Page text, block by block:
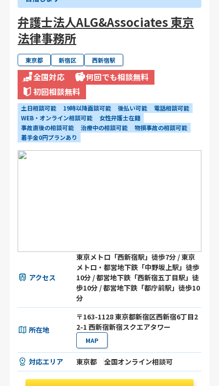
弁護士法人ALG&Associates 東京
法律事務所
東京都 新宿区 西新宿駅
全国対応
何回でも相談無料
初回相談無料
土日相談可能 19時以降面談可能 後払い可能
電話相談可能
WEB・オンライン相談可能
女性弁護士在籍
事故直後の相談可能
治療中の相談可能
物損事故の相談可能
着手金0円プランあり
アクセス
東京メトロ「西新宿駅」徒歩7分 / 東京
メトロ・都営地下鉄「中野坂上駅」徒歩
10分 / 都営地下鉄「西新宿五丁目駅」徒
歩10分 / 都営地下鉄「都庁前駅」徒歩10
分
所在地
〒163-1128 東京都新宿区西新宿6丁目2
2-1 西新宿新宿スクエアタワー
MAP
対応エリア 東京都 全国オンライン相談可